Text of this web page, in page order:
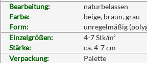
Bearbeitung:
naturbelassen
Farbe:
beige, braun, grau
Form:
unregelmäßig
Einzelgrößen:
4-7 Stk/m²
Stärke:
ca. 4-7 cm
Verpackung:
Palette